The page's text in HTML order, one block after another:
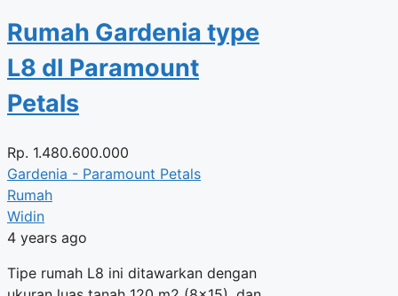
Rumah Gardenia type
L8 dI Paramount
Petals
Rp. 1.480.600.000
Gardenia - Paramount Petals
Rumah
Widin
4 years ago
Tipe rumah L8 ini ditawarkan dengan